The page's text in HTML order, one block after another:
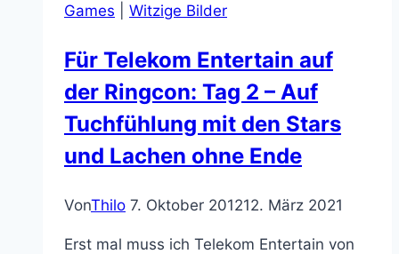
Games
Witzige Bilder
Für Telekom Entertain auf
der Ringcon: Tag 2 – Auf
Tuchfühlung mit den Stars
und Lachen ohne Ende
VonThilo 7. Oktober 201212. März 2021
Erst mal muss ich Telekom Entertain von